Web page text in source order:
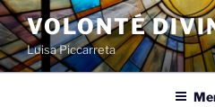
Spring
naar
de
inhoud
VOLONTÉ
Luisa Piccarreta